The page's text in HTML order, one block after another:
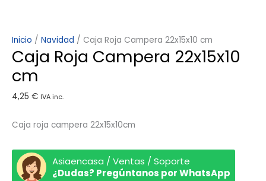
Inicio / Navidad / Caja Roja Campera 22x15x10 cm
Caja Roja Campera 22x15x10
cm
4,25 € IVA inc.
Caja roja campera 22x15x10cm
Asiaencasa / Ventas / Soporte
¿Dudas? Pregúntanos por WhatsApp